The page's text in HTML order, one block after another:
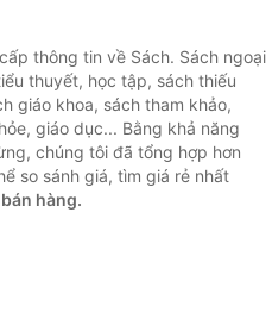
thông tin về Sách. Sách ngoại
thuyết, học tập, sách thiếu
giáo khoa, sách tham khảo,
giáo dục... Bằng khả năng
chúng tôi đã tổng hợp hơn
so sánh giá, tìm giá rẻ nhất
hàng.